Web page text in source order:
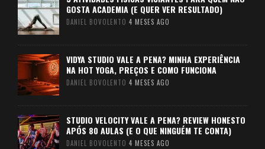
GOSTA ACADEMIA (E QUER VER RESULTADO)
DANIEL BOVOLENTO 4 MESES AGO
VIDYA STUDIO VALE A PENA? MINHA EXPERIÊNCIA
NA HOT YOGA, PREÇOS E COMO FUNCIONA
DANIEL BOVOLENTO 4 MESES AGO
STUDIO VELOCITY VALE A PENA? REVIEW HONESTO
APÓS 80 AULAS (E O QUE NINGUÉM TE CONTA)
DANIEL BOVOLENTO 4 MESES AGO